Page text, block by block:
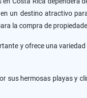
un destino atractivo
la compra de
y ofrece una
sus hermosas playas y